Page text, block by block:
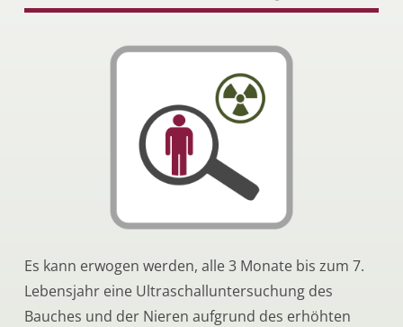
Es kann erwogen werden, alle 3 Monate bis zum 7.
Lebensjahr eine Ultraschalluntersuchung des
Bauches und der Nieren aufgrund des erhöhten